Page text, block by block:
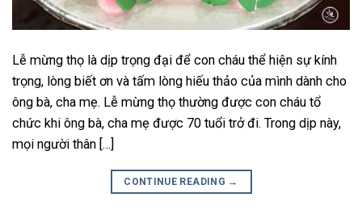
Lễ mừng thọ là dịp trọng đại để con cháu thể hiện sự kính
trọng, lòng biết ơn và tấm lòng hiếu thảo của mình dành cho
ông bà, cha mẹ. Lễ mừng thọ thường được con cháu tổ
chức khi ông bà, cha mẹ được 70 tuổi trở đi. Trong dịp này,
mọi người thân […]
CONTINUE READING →